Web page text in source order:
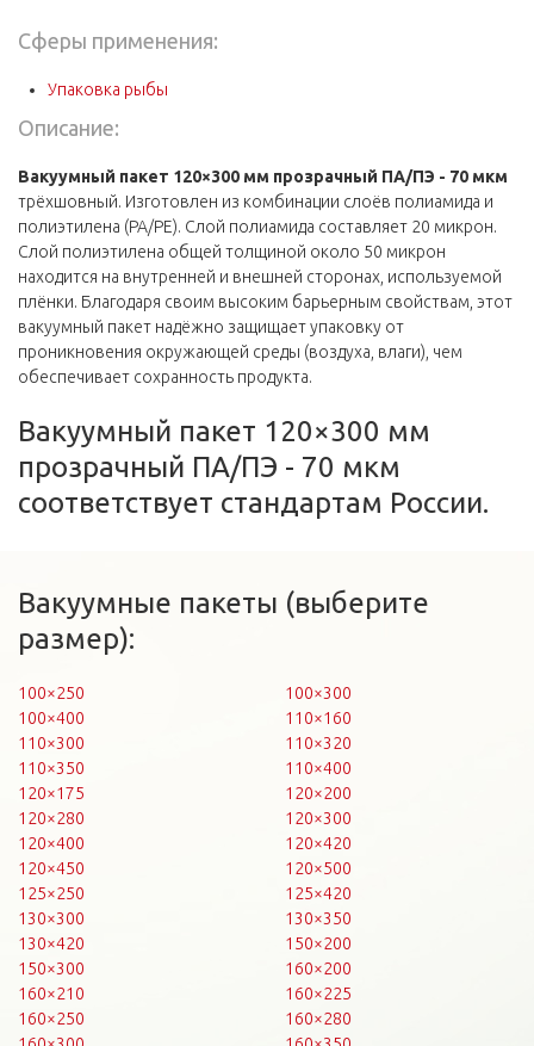
Сферы применения:
Упаковка рыбы
Описание:
Вакуумный пакет 120×300 мм прозрачный ПА/ПЭ - 70 мкм
трёхшовный. Изготовлен из комбинации слоёв полиамида и
полиэтилена (PA/PE). Слой полиамида составляет 20 микрон.
Слой полиэтилена общей толщиной около 50 микрон
находится на внутренней и внешней сторонах, используемой
плёнки. Благодаря своим высоким барьерным свойствам, этот
вакуумный пакет надёжно защищает упаковку от
проникновения окружающей среды (воздуха, влаги), чем
обеспечивает сохранность продукта.
Вакуумный пакет 120×300 мм
прозрачный ПА/ПЭ - 70 мкм
соответствует стандартам России.
Вакуумные пакеты (выберите
размер):
100×250
100×300
100×400
110×160
110×300
110×320
110×350
110×400
120×175
120×200
120×280
120×300
120×400
120×420
120×450
120×500
125×250
125×420
130×300
130×350
130×420
150×200
150×300
160×200
160×210
160×225
160×250
160×280